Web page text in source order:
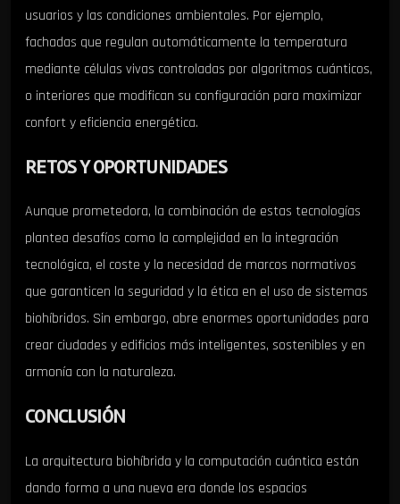
usuarios y las condiciones ambientales. Por ejemplo,
fachadas que regulan automáticamente la temperatura
mediante células vivas controladas por algoritmos cuánticos,
o interiores que modifican su configuración para maximizar
confort y eficiencia energética.
RETOS Y OPORTUNIDADES
Aunque prometedora, la combinación de estas tecnologías
plantea desafíos como la complejidad en la integración
tecnológica, el coste y la necesidad de marcos normativos
que garanticen la seguridad y la ética en el uso de sistemas
biohíbridos. Sin embargo, abre enormes oportunidades para
crear ciudades y edificios más inteligentes, sostenibles y en
armonía con la naturaleza.
CONCLUSIÓN
La arquitectura biohíbrida y la computación cuántica están
dando forma a una nueva era donde los espacios